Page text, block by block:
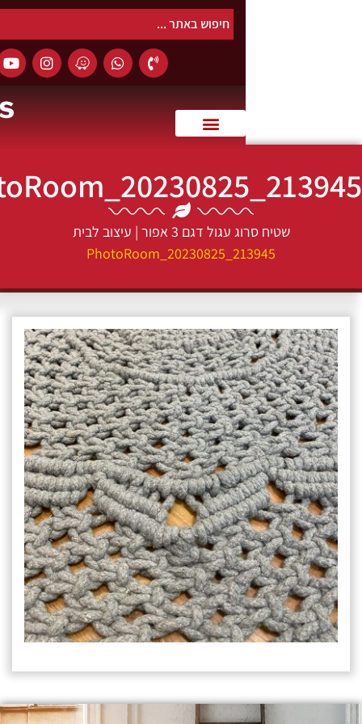
0
שטיח סרוג עגול דגם 3 אפור | עיצוב לבית
PhotoRoom_20230825_213945